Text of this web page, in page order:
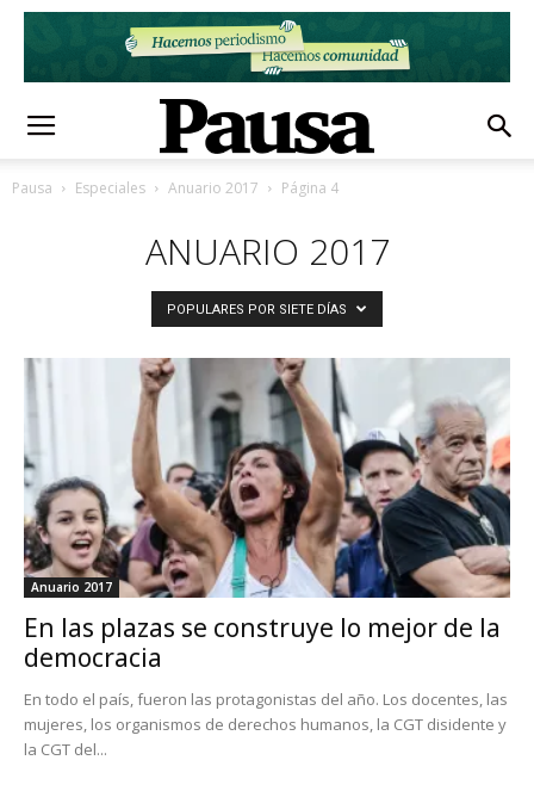
Pausa Especiales Anuario 2017 Página 4
ANUARIO 2017
POPULARES POR SIETE DÍAS
Anuario 2017
En las plazas se construye lo mejor de la
democracia
En todo el país, fueron las protagonistas del año. Los docentes, las
mujeres, los organismos de derechos humanos, la CGT disidente y
la CGT del...